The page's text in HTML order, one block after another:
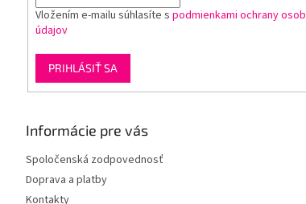
Vložením e-mailu súhlasíte s podmienkami ochrany
údajov
PRIHLÁSIŤ SA
Informácie pre vás
Spoločenská zodpovednosť
Doprava a platby
Kontakty